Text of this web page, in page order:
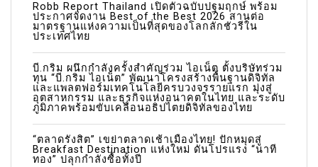
Robb Report Thailand เปิดตัวฉบับปฐมฤกษ์ พร้อม
ประกาศจัดงาน Best of the Best 2026 สานต่อ
มาตรฐานแห่งความเป็นที่สุดของโลกลักชัวรีใน
ประเทศไทย
บี.กริม ผนึกกำลังครั้งสำคัญร่วม ไอเน็ต ตั้งบริษัทร่วม
ทุน “บี.กริม ไอเน็ต” พัฒนาโครงสร้างพื้นฐานดิจิทัล
และแพลตฟอร์มเทคโนโลยีครบวงจรรายแรก มุ่งสู่
อุตสาหกรรม และธุรกิจแห่งอนาคตในไทย และระดับ
ภูมิภาคพร้อมขับเคลื่อนอธิปไตยดิจิทัลของไทย
“ตลาดรังสิต” เขย่าตลาดเช้าเมืองไทย! ปักหมุดสู่
Breakfast Destination แห่งใหม่ ดันโปรแรง “นาที
ทอง” ปลุกกำลังซื้อทั้งปี